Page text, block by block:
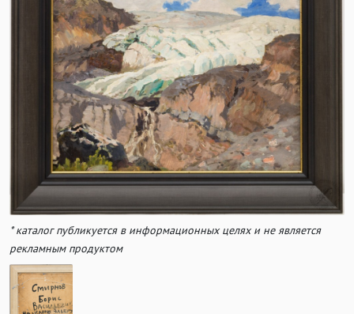
* каталог публикуется в информационных целях и не является
рекламным продуктом